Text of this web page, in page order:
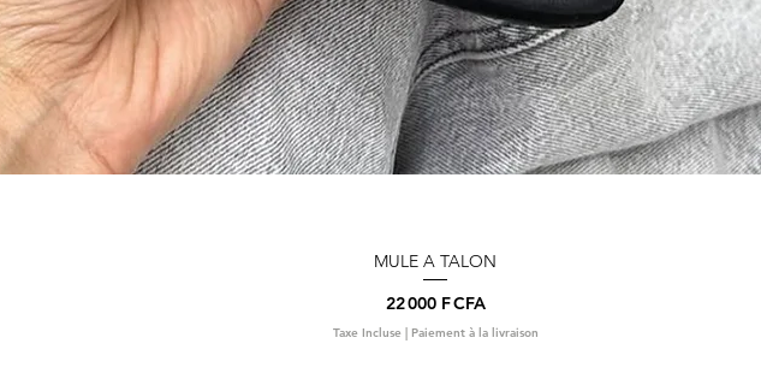
Aperçu rapide
MULE A TALON
Prix
22 000 F CFA
Taxe Incluse| Paiement à la livraison